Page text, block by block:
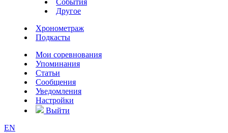
События
Другое
Хронометраж
Подкасты
Мои соревнования
Упоминания
Статьи
Сообщения
Уведомления
Настройки
Выйти
EN